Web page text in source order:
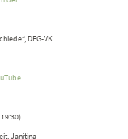
DFG-VK
Janitina